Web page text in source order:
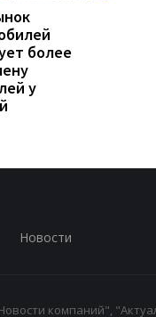
более
у
Новости
компаний",